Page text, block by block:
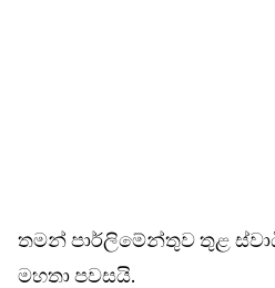
තමන් පාර්ලිමේන්තුව තුළ
මහතා පවසයි.